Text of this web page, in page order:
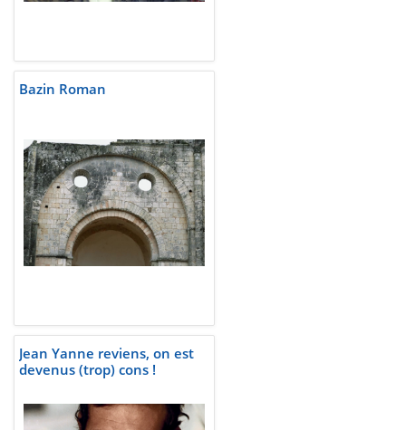
Bazin Roman
Jean Yanne reviens, on est
devenus (trop) cons !